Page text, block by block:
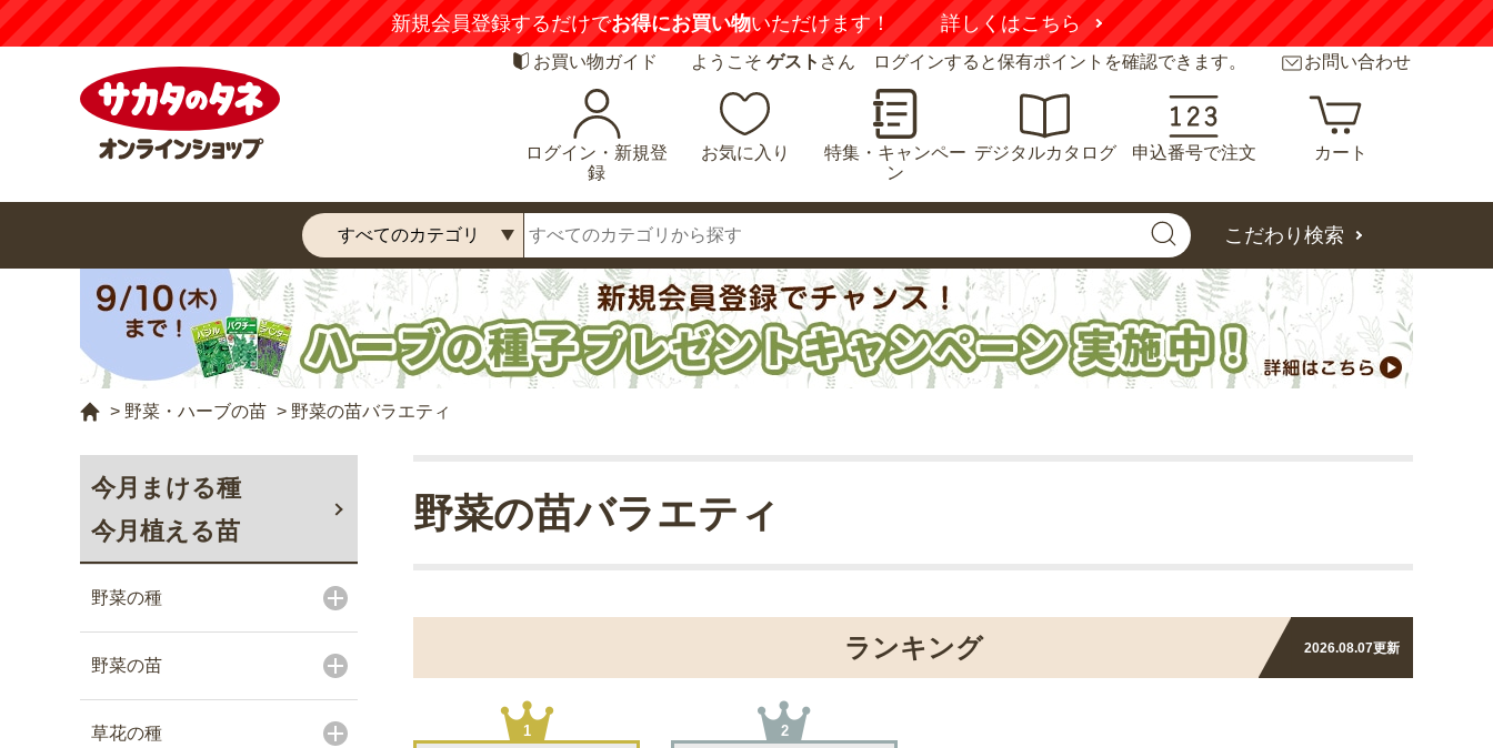
新規会員登録するだけでお得にお買い物いただけます！ 詳しくはこちら
お買い物ガイド ようこそ ゲスト さん ログインすると保有ポイントを確認できます。 お問い合わせ
ログイン・新規登
録
お気に入り
特集・キャンペー
ン
デジタルカタログ 申込番号で注文 カート
こだわり検索
> 野菜・ハーブの苗 > 野菜の苗バラエティ
今月まける種
今月植える苗
野菜の種
野菜の苗
草花の種
野菜の苗バラエティ
ランキング 2026.08.07更新
1 2